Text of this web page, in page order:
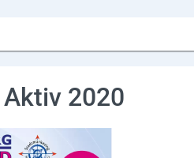
2020